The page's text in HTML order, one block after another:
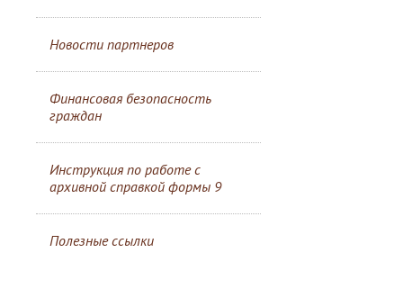
Новости партнеров
Финансовая безопасность
граждан
Инструкция по работе с
архивной справкой формы 9
Полезные ссылки